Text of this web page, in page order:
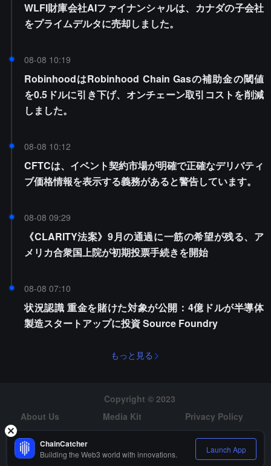
WLFI財庫会社AIファイナンシャルは、カナダの子会社
をプライムデルタに売却しました。
08-08 10:19
RobinhoodはRobinhood Chain Gasの補助金の閾値
を0.5ドルに引き下げ、オンチェーン取引コストを削減
しました。
08-08 10:12
CFTCは、イベント契約市場が明確で正確なデリバティ
ブ価格情報を表示する義務があると警告しています。
08-08 09:29
《CLARITY法案》9月の通過に一筋の希望が残る、ア
メリカ合衆国上院が初期投票手続きを開始
08-08 07:10
状況認識 重金を賭けた対象が公開：4億ドルが半導体
製造スタートアップに投資 Source Foundry
もっと見る
Copyright © 2023
About Us
Media Kit
Privacy Policy
Risk Warning
Hiring
ChainCatcher
Building the Web3 world with innovations. Launch App